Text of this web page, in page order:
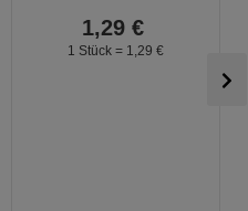
1,29 €
1 Stück = 1, 29 €